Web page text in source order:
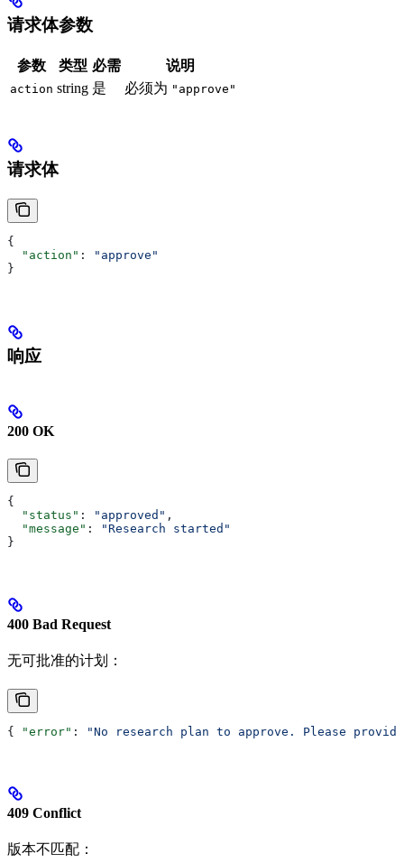
请求体参数
参数 类型 必需 说明
action string 是 必须为 "approve"
请求体
{
  "action"
:
"approve"
}
响应
200 OK
{
  "status"
: "approved" ,
  "message"
:
"Research started"
}
400 Bad Request
无可批准的计划：
{ "error" : "No research plan to approve. Please
409 Conflict
版本不匹配：